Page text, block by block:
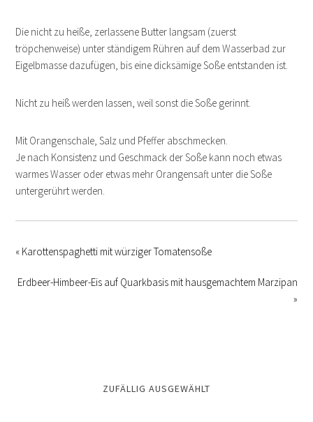
Die nicht zu heiße, zerlassene Butter langsam (zuerst
tröpchenweise) unter ständigem Rühren auf dem Wasserbad zur
Eigelbmasse dazufügen, bis eine dicksämige Soße entstanden ist.
Nicht zu heiß werden lassen, weil sonst die Soße gerinnt.
Mit Orangenschale, Salz und Pfeffer abschmecken.
Je nach Konsistenz und Geschmack der Soße kann noch etwas
warmes Wasser oder etwas mehr Orangensaft unter die Soße
untergerührt werden.
« Karottenspaghetti mit würziger Tomatensoße
Erdbeer-Himbeer-Eis auf Quarkbasis mit hausgemachtem Marzipan
»
ZUFÄLLIG AUSGEWÄHLT